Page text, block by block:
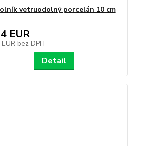
vetruodolný porcelán 10 cm
EUR
bez DPH
Detail